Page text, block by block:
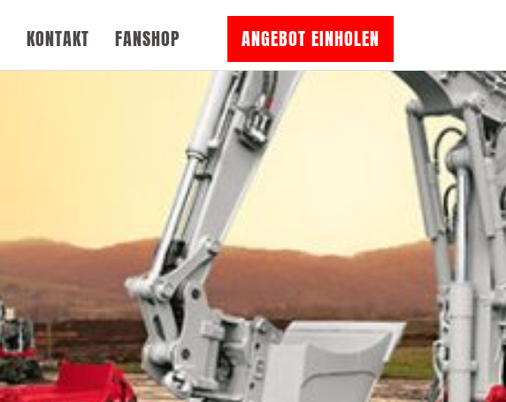
KONTAKT FANSHOP ANGEBOT EINHOLEN